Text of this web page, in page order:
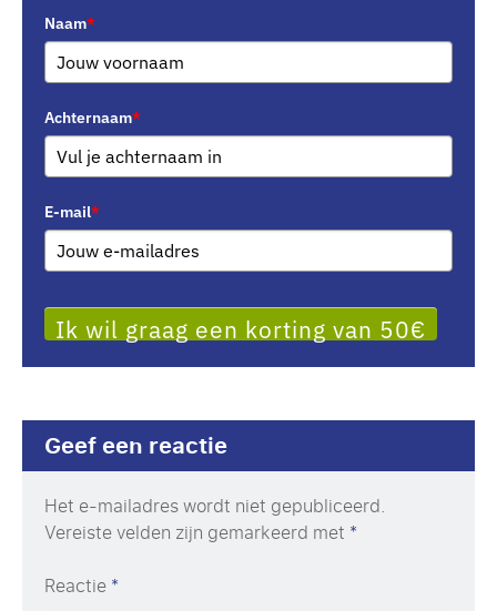
Naam*
Achternaam*
E-mail*
Ik wil graag een korting van 50€
Geef een reactie
Het e-mailadres wordt niet gepubliceerd.
Vereiste velden zijn gemarkeerd met *
Reactie*